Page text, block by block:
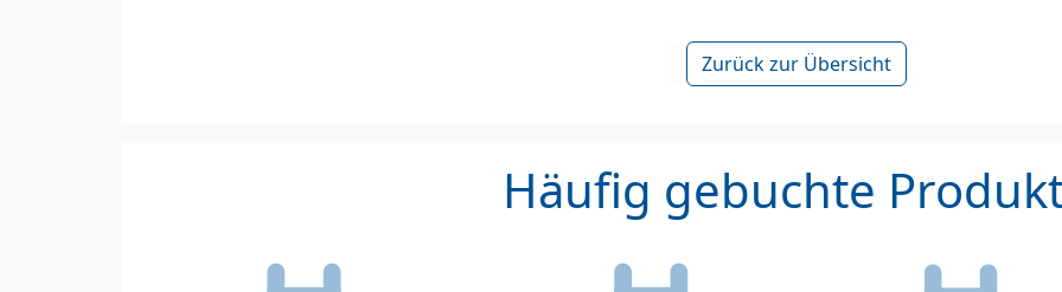
Zurück zur Übersicht
Häufig gebuchte